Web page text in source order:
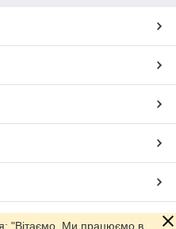
Prom.ua
"Вітаємо. Ми працюємо в